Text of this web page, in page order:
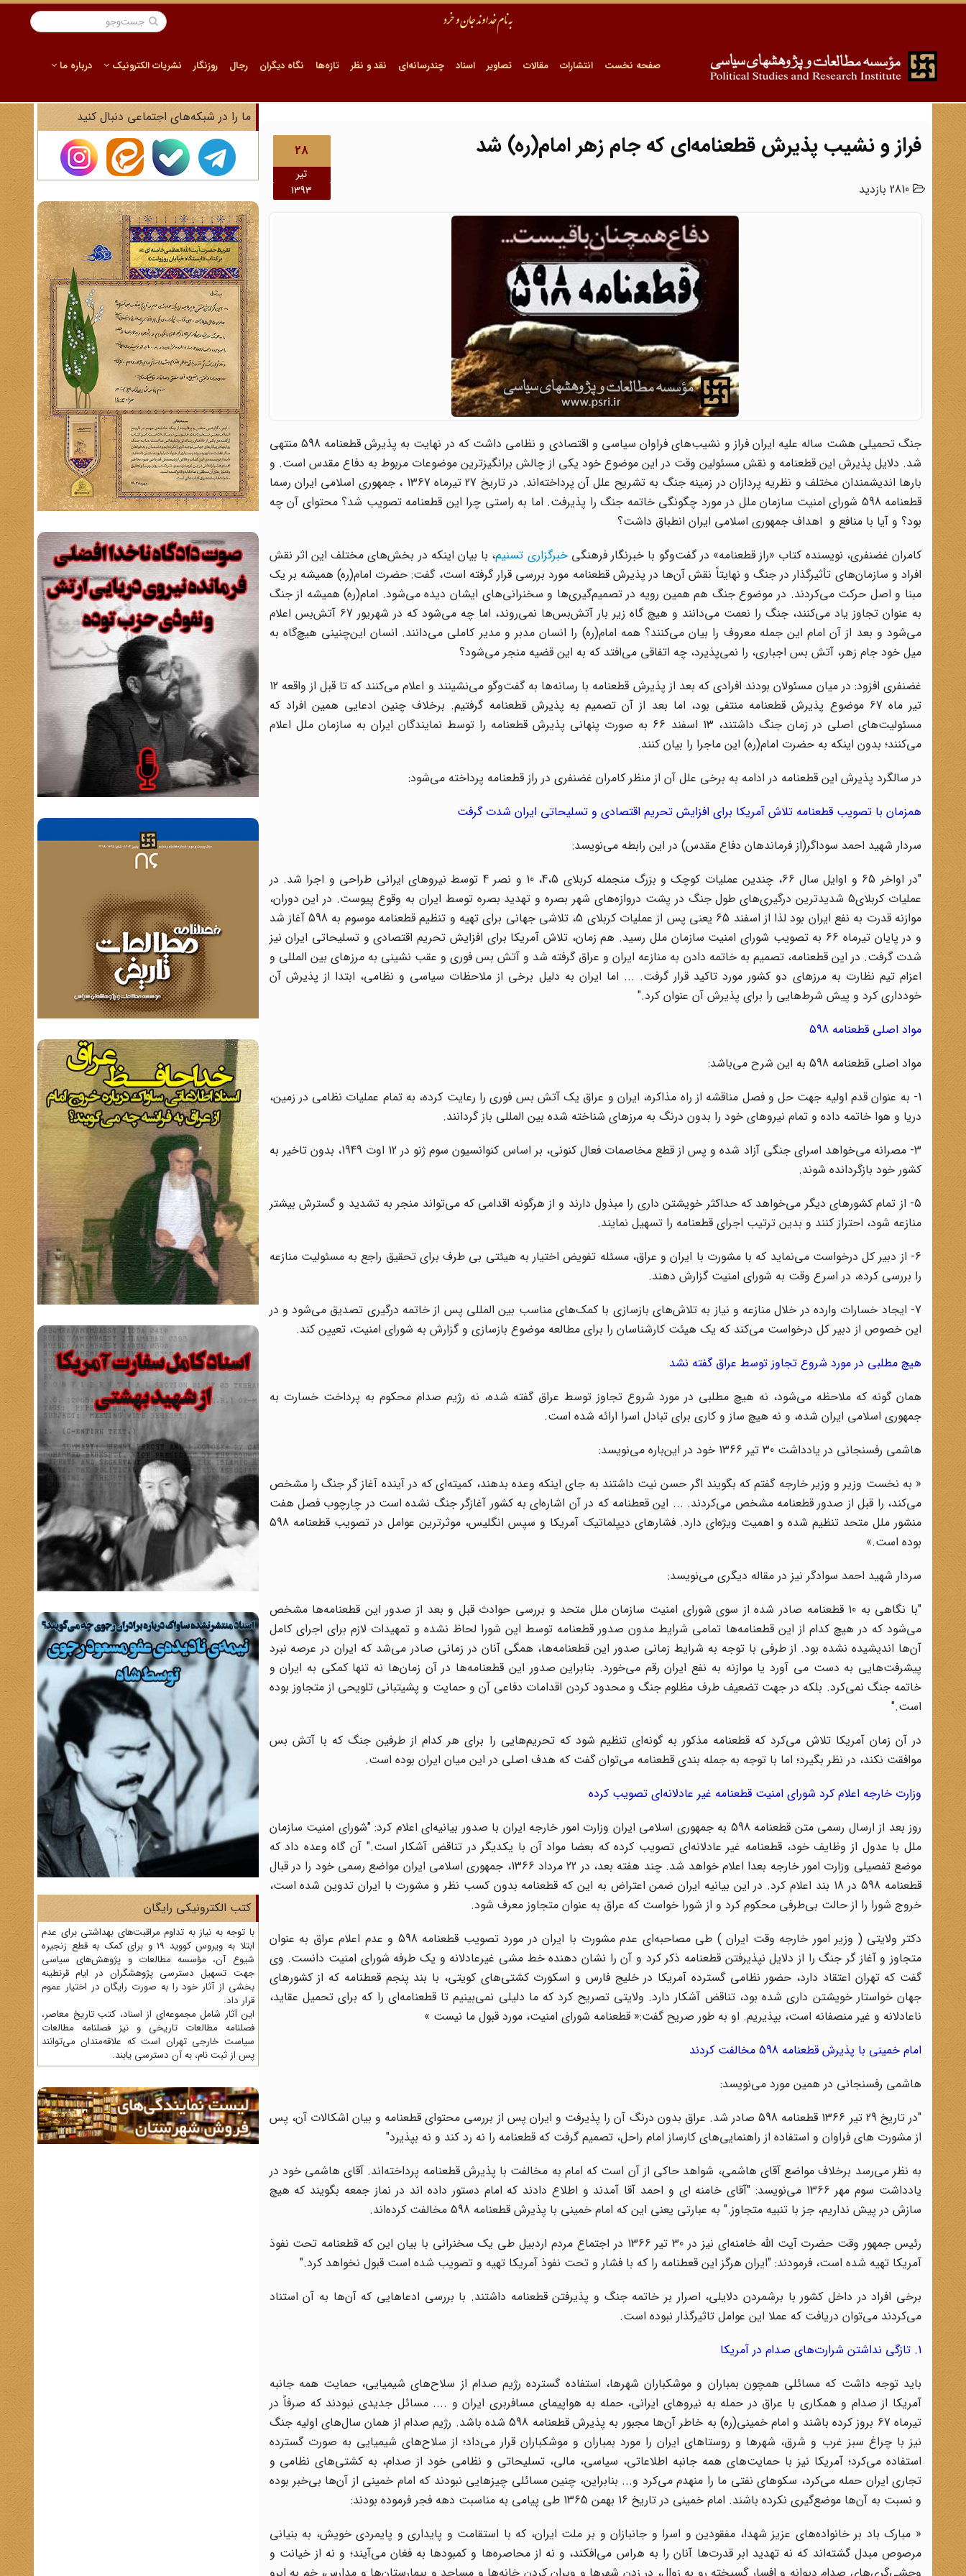
صفحه نخست انتشارات مقالات تصاویر اسناد چندرسانه‌ای نقد و نظر تازه‌ها نگاه دیگران رجال روزنگار نشریات الکترونیک درباره ما
28
تیر
1393
فراز و نشیب پذیرش قطعنامه‌ای که جام زهر امام(ره) شد
جنگ تحمیلی هشت ساله علیه ایران فراز و نشیب‌های فراوان سیاسی و اقتصادی و نظامی داشت که در نهایت به پذیرش قطعنامه 598 منتهی
شد. دلایل پذیرش این قطعنامه و نقش مسئولین وقت در این موضوع خود یکی از چالش برانگیزترین موضوعات مربوط به دفاع مقدس است. و
بارها اندیشمندان مختلف و نظریه پردازان در زمینه جنگ به تشریح علل آن پرداخته‌اند. در تاریخ 27 تیرماه 1367 ، جمهوری اسلامی ایران رسما
قطعنامه 598 شورای امنیت سازمان ملل در مورد چگونگی خاتمه جنگ را پذیرفت. اما به راستی چرا این قطعنامه تصویب شد؟ محتوای آن چه
بود؟ و آیا با منافع و اهداف جمهوری اسلامی ایران انطباق داشت؟
کامران غضنفری، نویسنده کتاب «راز قطعنامه» در گفت‌وگو با خبرنگار فرهنگیخبرگزاری تسنیم، با بیان اینکه در بخش‌های مختلف این اثر نقش
افراد و سازمان‌های تأثیرگذار در جنگ و نهایتاً نقش آن‌ها در پذیرش قطعنامه مورد بررسی قرار گرفته است، گفت: حضرت امام(ره) همیشه بر یک
مبنا و اصل حرکت می‌کردند. در موضوع جنگ هم همین رویه در تصمیم‌گیری‌ها و سخنرانی‌های ایشان دیده می‌شود. امام(ره) همیشه از جنگ
به عنوان تجاوز یاد می‌کنند، جنگ را نعمت می‌دانند و هیچ گاه زیر بار آتش‌بس‌ها نمی‌روند، اما چه می‌شود که در شهریور 67 آتش‌بس اعلام
می‌شود و بعد از آن امام این جمله معروف را بیان می‌کنند؟ همه امام(ره) را انسان مدبر و مدیر کاملی می‌دانند. انسان این‌چنینی هیچ‌گاه به
میل خود جام زهر، آتش بس اجباری، را نمی‌پذیرد، چه اتفاقی می‌افتد که به این قضیه منجر می‌شود؟
غضنفری افزود: در میان مسئولان بودند افرادی که بعد از پذیرش قطعنامه با رسانه‌ها به گفت‌وگو می‌نشینند و اعلام می‌کنند که تا قبل از واقعه 12
تیر ماه 67 موضوع پذیرش قطعنامه منتفی بود، اما بعد از آن تصمیم به پذیرش قطعنامه گرفتیم. برخلاف چنین ادعایی همین افراد که
مسئولیت‌های اصلی در زمان جنگ داشتند، 13 اسفند 66 به صورت پنهانی پذیرش قطعنامه را توسط نمایندگان ایران به سازمان ملل اعلام
می‌کنند؛ بدون اینکه به حضرت امام(ره) این ماجرا را بیان کنند.
در سالگرد پذیرش این قطعنامه در ادامه به برخی علل آن از منظر کامران غضنفری در راز قطعنامه پرداخته می‌شود:
همزمان با تصویب قطعنامه تلاش آمریکا برای افزایش تحریم اقتصادی و تسلیحاتی ایران شدت گرفت
سردار شهید احمد سوداگر(از فرماندهان دفاع مقدس) در این رابطه می‌نویسد:
"در اواخر 65 و اوایل سال 66، چندین عملیات کوچک و بزرگ منجمله کربلای 4،‌5،‌ 10 و نصر 4 توسط نیروهای ایرانی طراحی و اجرا شد. در
عملیات کربلای5 شدیدترین درگیری‌های طول جنگ در پشت دروازه‌های شهر بصره و تهدید بصره توسط ایران به وقوع پیوست. در این دوران،
موازنه قدرت به نفع ایران بود لذا از اسفند 65 یعنی پس از عملیات کربلای 5، تلاشی جهانی برای تهیه و تنظیم قطعنامه موسوم به 598 آغاز شد
و در پایان تیرماه 66 به تصویب شورای امنیت سازمان ملل رسید. هم زمان، تلاش آمریکا برای افزایش تحریم اقتصادی و تسلیحاتی ایران نیز
شدت گرفت. در این قطعنامه، تصمیم به خاتمه دادن به منازعه ایران و عراق گرفته شد و آتش بس فوری و عقب نشینی به مرزهای بین المللی و
اعزام تیم نظارت به مرزهای دو کشور مورد تاکید قرار گرفت. ... اما ایران به دلیل برخی از ملاحظات سیاسی و نظامی، ابتدا از پذیرش آن
خودداری کرد و پیش شرط‌هایی را برای پذیرش آن عنوان کرد."
مواد اصلی قطعنامه 598
مواد اصلی قطعنامه 598 به این شرح می‌باشد:
1- به عنوان قدم اولیه جهت حل و فصل مناقشه از راه مذاکره، ایران و عراق یک آتش بس فوری را رعایت کرده، به تمام عملیات نظامی در زمین،
دریا و هوا خاتمه داده و تمام نیروهای خود را بدون درنگ به مرزهای شناخته شده بین المللی باز گردانند.
3- مصرانه می‌خواهد اسرای جنگی آزاد شده و پس از قطع مخاصمات فعال کنونی، بر اساس کنوانسیون سوم ژنو در 12 اوت 1949، بدون تاخیر به
کشور خود بازگردانده شوند.
5- از تمام کشورهای دیگر می‌خواهد که حداکثر خویشتن داری را مبذول دارند و از هرگونه اقدامی که می‌تواند منجر به تشدید و گسترش بیشتر
منازعه شود، احتراز کنند و بدین ترتیب اجرای قطعنامه را تسهیل نمایند.
6- از دبیر کل درخواست می‌نماید که با مشورت با ایران و عراق، مسئله تفویض اختیار به هیئتی بی طرف برای تحقیق راجع به مسئولیت منازعه
را بررسی کرده، در اسرع وقت به شورای امنیت گزارش دهند.
7- ایجاد خسارات وارده در خلال منازعه و نیاز به تلاش‌های بازسازی با کمک‌های مناسب بین المللی پس از خاتمه درگیری تصدیق می‌شود و در
این خصوص از دبیر کل درخواست می‌کند که یک هیئت کارشناسان را برای مطالعه موضوع بازسازی و گزارش به شورای امنیت، تعیین کند.
هیچ مطلبی در مورد شروع تجاوز توسط عراق گفته نشد
همان گونه که ملاحظه می‌شود، نه هیچ مطلبی در مورد شروع تجاوز توسط عراق گفته شده، نه رژیم صدام محکوم به پرداخت خسارت به
جمهوری اسلامی ایران شده، و نه هیچ ساز و کاری برای تبادل اسرا ارائه شده است.
هاشمی رفسنجانی در یادداشت 30 تیر 1366 خود در این‌باره می‌نویسد:
« به نخست وزیر و وزیر خارجه گفتم که بگویند اگر حسن نیت داشتند به جای اینکه وعده بدهند، کمیته‌ای که در آینده آغاز گر جنگ را مشخص
می‌کند، را قبل از صدور قطعنامه مشخص می‌کردند. ... این قعطنامه که در آن اشاره‌ای به کشور آغازگر جنگ نشده است در چارچوب فصل هفت
منشور ملل متحد تنظیم شده و اهمیت ویژه‌ای دارد. فشارهای دیپلماتیک آمریکا و سپس انگلیس، موثرترین عوامل در تصویب قطعنامه 598
بوده است.»
سردار شهید احمد سوادگر نیز در مقاله دیگری می‌نویسد:
"با نگاهی به 10 قطعنامه صادر شده از سوی شورای امنیت سازمان ملل متحد و بررسی حوادث قبل و بعد از صدور این قطعنامه‌ها مشخص
می‌شود که در هیچ کدام از این قطعنامه‌ها تمامی شرایط مدون صدور قطعنامه توسط این شورا لحاظ نشده و تمهیدات لازم برای اجرای کامل
آن‌ها اندیشیده نشده بود. از طرفی با توجه به شرایط زمانی صدور این قطعنامه‌ها، همگی آنان در زمانی صادر می‌شد که ایران در عرصه نبرد
پیشرفت‌هایی به دست می آورد یا موازنه به نفع ایران رقم می‌خورد. بنابراین صدور این قطعنامه‌ها در آن زمان‌ها نه تنها کمکی به ایران و
خاتمه جنگ نمی‌کرد. بلکه در جهت تضعیف طرف مظلوم جنگ و محدود کردن اقدامات دفاعی آن و حمایت و پشیتبانی تلویحی از متجاوز بوده
است."
در آن زمان آمریکا تلاش می‌کرد که قطعنامه مذکور به گونه‌ای تنظیم شود که تحریم‌هایی را برای هر کدام از طرفین جنگ که با آتش بس
موافقت نکند، در نظر بگیرد؛‌ اما با توجه به جمله بندی قطعنامه می‌توان گفت که هدف اصلی در این میان ایران بوده است.
وزارت خارجه اعلام کرد شورای امنیت قطعنامه غیر عادلانه‌ای تصویب کرده
روز بعد از ارسال رسمی متن قطعنامه 598 به جمهوری اسلامی ایران وزارت امور خارجه ایران با صدور بیانیه‌ای اعلام کرد: "شورای امنیت سازمان
ملل با عدول از وظایف خود، قطعنامه غیر عادلانه‌ای تصویب کرده که بعضا مواد آن با یکدیگر در تناقض آشکار است." آن گاه وعده داد که
موضع تفصیلی وزارت امور خارجه بعدا اعلام خواهد شد. چند هفته بعد، در 22 مرداد 1366، جمهوری اسلامی ایران مواضع رسمی خود را در قبال
قطعنامه 598 در 18 بند اعلام کرد. در این بیانیه ایران ضمن اعتراض به این که قطعنامه بدون کسب نظر و مشورت با ایران تدوین شده است،
خروج شورا را از حالت بی‌طرفی محکوم کرد و از شورا خواست که عراق به عنوان متجاوز معرف شود.
دکتر ولایتی ( وزیر امور خارجه وقت ایران ) طی مصاحبه‌ای عدم مشورت با ایران در مورد تصویب قطعنامه 598 و عدم اعلام عراق به عنوان
متجاوز و آغاز گر جنگ را از دلایل نپذیرفتن قطعنامه ذکر کرد و آن را نشان دهنده خط مشی غیرعادلانه و یک طرفه شورای امنیت دانست. وی
گفت که تهران اعتقاد دارد، حضور نظامی گسترده آمریکا در خلیج فارس و اسکورت کشتی‌های کویتی، با بند پنجم قعطنامه که از کشورهای
جهان خواستار خویشتن داری شده بود،‌ تناقض آشکار دارد. ولایتی تصریح کرد که ما دلیلی نمی‌بینیم تا قطعنامه‌ای را که برای تحمیل عقاید،‌
ناعادلانه و غیر منصفانه است، بپذیریم. او به طور صریح گفت:« قطعنامه شورای امنیت، مورد قبول ما نیست »
امام خمینی با پذیرش قطعنامه 598 مخالفت کردند
هاشمی رفسنجانی در همین مورد می‌نویسد:
"در تاریخ 29 تیر 1366 قطعنامه 598 صادر شد. عراق بدون درنگ آن را پذیرفت و ایران پس از بررسی محتوای قطعنامه و بیان اشکالات آن، پس
از مشورت های فراوان و استفاده از راهنمایی‌های کارساز امام راحل،‌ تصمیم گرفت که قطعنامه را نه رد کند و نه بپذیرد"
به نظر می‌رسد برخلاف مواضع آقای هاشمی، شواهد حاکی از آن است که امام به مخالفت با پذیرش قطعنامه پرداخته‌اند. آقای هاشمی خود در
یادداشت سوم مهر 1366 می‌نویسد: "آقای خامنه ای و احمد آقا آمدند و اطلاع دادند که امام دستور داده اند در نماز جمعه بگویند که هیچ
سازش در پیش نداریم، جز با تنبیه متجاوز." به عبارتی یعنی این که امام خمینی با پذیرش قطعنامه 598 مخالفت کرده‌اند.
رئیس جمهور وقت حضرت آیت الله خامنه‌ای نیز در 30 تیر 1366 در اجتماع مردم اردبیل طی یک سخنرانی با بیان این که قطعنامه تحت نفوذ
آمریکا تهیه شده است، فرمودند: "ایران هرگز این قعطنامه را که با فشار و تحت نفوذ آمریکا تهیه و تصویب شده است قبول نخواهد کرد."
برخی افراد در داخل کشور با برشمردن دلایلی، اصرار بر خاتمه جنگ و پذیرفتن قطعنامه داشتند. با بررسی ادعاهایی که آن‌ها به آن استناد
می‌کردند می‌توان دریافت که عملا این عوامل تاثیرگذار نبوده است.
1. تازگی نداشتن شرارت‌های صدام در آمریکا
باید توجه داشت که مسائلی همچون بمباران و موشکباران شهرها، استفاده گسترده رژیم صدام از سلاح‌های شیمیایی،‌ حمایت همه جانبه
آمریکا از صدام و همکاری با عراق در حمله به نیروهای ایرانی، حمله به هواپیمای مسافربری ایران و .... مسائل جدیدی نبودند که صرفاً در
تیرماه 67 بروز کرده باشند و امام خمینی(ره) به خاطر آن‌ها مجبور به پذیرش قطعنامه 598 شده باشد. رژیم صدام از همان سال‌های اولیه جنگ
نیز با چراغ سبز غرب و شرق، شهرها و روستاهای ایران را مورد بمباران و موشکباران قرار می‌داد؛ از سلاح‌های شیمیایی به صورت گسترده
استفاده می‌کرد؛ آمریکا نیز با حمایت‌های همه جانبه اطلاعاتی،‌ سیاسی، مالی، تسلیحاتی و نظامی خود از صدام، به کشتی‌های نظامی و
تجاری ایران حمله می‌کرد، سکوهای نفتی ما را منهدم می‌کرد و... بنابراین، چنین مسائلی چیزهایی نبودند که امام خمینی از آن‌ها بی‌خبر بوده
و نسبت به آن‌ها موضع‌گیری نکرده باشند. امام خمینی در تاریخ 16 بهمن 1365 طی پیامی به مناسبت دهه فجر فرموده بودند:
« مبارک باد بر خانواده‌های عزیز شهدا، مفقودین و اسرا و جانبازان و بر ملت ایران، که با استقامت و پایداری و پایمردی خویش، به بنیانی
مرصوص مبدل گشته‌اند که نه تهدید ابر قدرت‌ها آنان را به هراس می‌افکند، و نه از محاصره‌ها و کمبودها به فغان می‌آیند؛‌ و نه از خیانت و
ما را در شبکه‌های اجتماعی دنبال کنید
کتب الکترونیکی رایگان
با توجه به نیاز به تداوم مراقبت‌های بهداشتی برای عدم
ابتلا به ویروس کووید 19 و برای کمک به قطع زنجیره
شیوع آن، مؤسسه مطالعات و پژوهش‌های سیاسی
جهت تسهیل دسترسی پژوهشگران در ایام قرنطینه
بخشی از آثار خود را به صورت رایگان در اختیار عموم
قرار داد.
این آثار شامل مجموعه‌ای از اسناد، کتب تاریخ معاصر،
فصلنامه‌ مطالعات تاریخی و نیز فصلنامه مطالعات
سیاست خارجی تهران است که علاقه‌مندان می‌توانند
پس از ثبت نام، به آن دسترسی یابند.